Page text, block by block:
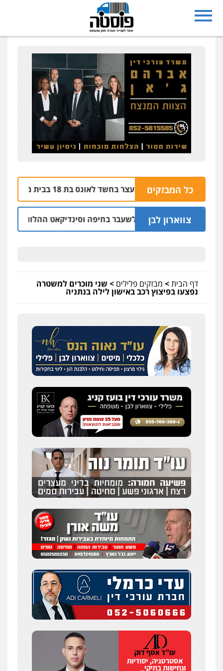
כל המבזקים
בת ים: בן 51 נעצר בחשד לאונס בת 18 בבית מלון 06.08 | 21:59
צווארון לבן
אישום: יו"ר ש"ס לשעבר בחיפה וסינדיקאט ההלוואות של
דף הבית> מבזקים פלילים > שני מוכרים למשטרה
נפצעו בפיצוץ רכב באישון לילה בנתניה